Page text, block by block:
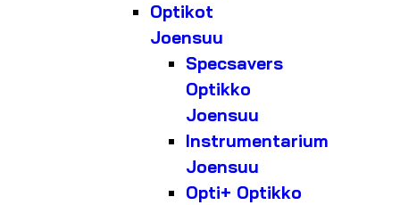
Optikot
Joensuu
Specsavers
Optikko
Joensuu
Instrumentarium
Joensuu
Opti+ Optikko